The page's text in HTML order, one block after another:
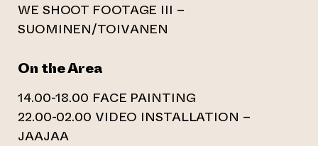
WE SHOOT FOOTAGE III –
SUOMINEN/TOIVANEN
On the Area
14.00-18.00 FACE PAINTING
22.00-02.00 VIDEO INSTALLATION –
JAAJAA